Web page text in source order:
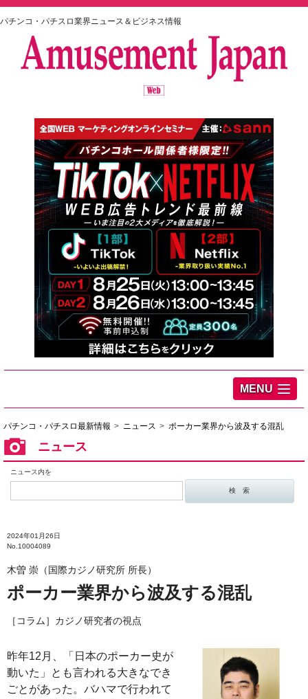
パチンコ・パチスロ業界ニュース＆ビジネス情報
MENU
パチンコ・パチスロ最新情報 ニュース ポーカー業界から波及する混乱
ニュース
ニュース内を
2024年01月26日
No.10004089
木曽 崇（国際カジノ研究所 所長）
ポーカー業界から波及する混乱
［コラム］カジノ研究者の視点
昨年12月、「日本のポーカー史が
動いた」とも言われる大きなでき
ごとがあった。バハマで行われて